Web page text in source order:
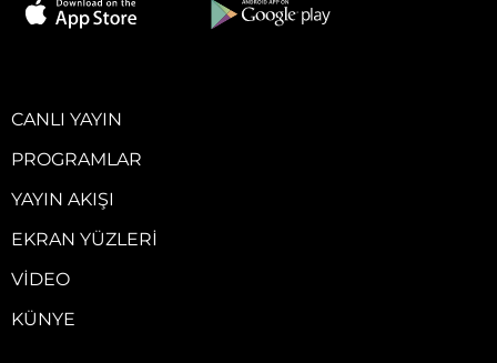
CANLI YAYIN
PROGRAMLAR
YAYIN AKIŞI
EKRAN YÜZLERI
VIDEO
KÜNYE